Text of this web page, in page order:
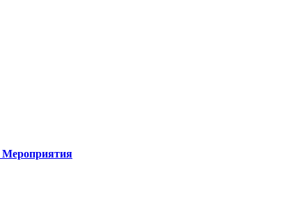
Мероприятия